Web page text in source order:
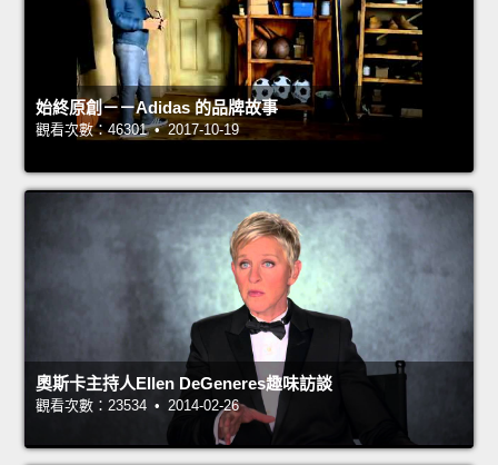
始終原創－－Adidas 的品牌故事
觀看次數：46301 • 2017-10-19
奧斯卡主持人Ellen DeGeneres趣味訪談
觀看次數：23534 • 2014-02-26